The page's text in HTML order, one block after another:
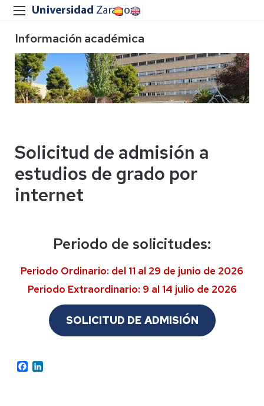
Información académica
Solicitud de admisión a
estudios de grado por
internet
Periodo de solicitudes:
Periodo Ordinario: del 11 al 29 de junio de 2026
Periodo Extraordinario: 9 al 14 julio de 2026
SOLICITUD DE ADMISIÓN
Facebook